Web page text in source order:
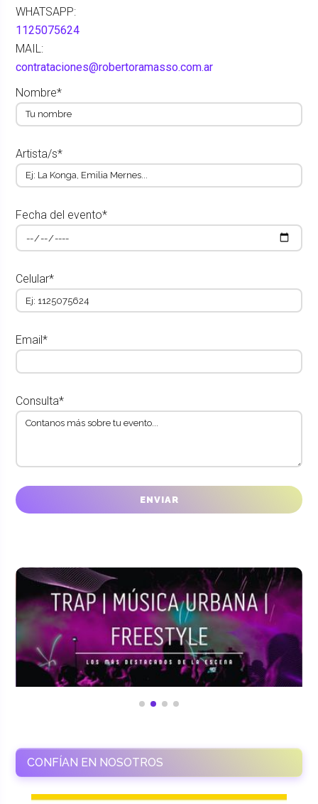
WHATSAPP:
1125075624
MAIL:
contrataciones@robertoramasso.com.ar
Nombre*
Artista/s*
Fecha del evento*
Celular*
Email*
Consulta*
CONFÍAN EN NOSOTROS